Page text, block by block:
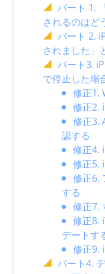
パート 1.
されるのはど
パート 2.
されました」
パート3.
で停止した場
修正1.
修正2.
修正3.
認する
修正4.
修正5.
修正6.
する
修正7.
修正8.
デートす
修正9.
パート4.